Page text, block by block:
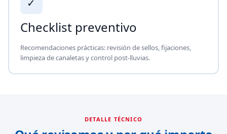
Checklist preventivo
Recomendaciones prácticas: revisión de sellos, fijaciones,
limpieza de canaletas y control post-lluvias.
DETALLE TÉCNICO